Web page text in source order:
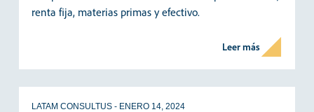
renta fija, materias primas y efectivo.
Leer más
LATAM CONSULTUS - ENERO 14, 2024